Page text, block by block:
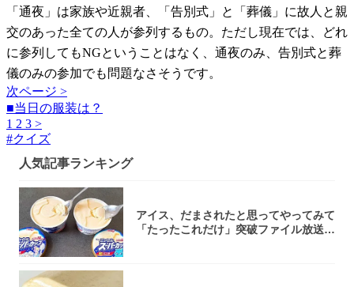
「通夜」は家族や近親者、「告別式」と「葬儀」に故人と親
交のあった全ての人が参列するもの。ただし現在では、どれ
に参列してもNGということはなく、通夜のみ、告別式と葬
儀のみの参加でも問題なさそうです。
次ページ >
■当日の服装は？
1 2 3 >
#クイズ
人気記事ランキング
アイス、だまされたと思ってやってみて
「たったこれだけ」突破ファイル放送で